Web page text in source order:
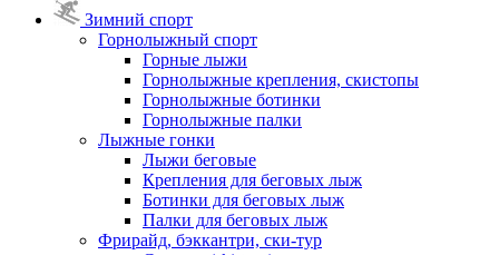
Зимний спорт
Горнолыжный спорт
Горные лыжи
Горнолыжные крепления, скистопы
Горнолыжные ботинки
Горнолыжные палки
Лыжные гонки
Лыжи беговые
Крепления для беговых лыж
Ботинки для беговых лыж
Палки для беговых лыж
Фрирайд, бэккантри, ски-тур